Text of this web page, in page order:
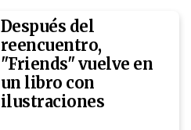
Después del
reencuentro,
"Friends" vuelve en
un libro con
ilustraciones